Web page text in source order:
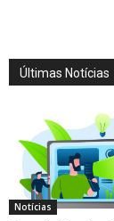
Últimas Notícias
Notícias